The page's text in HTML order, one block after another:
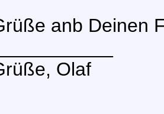
anb Deinen
Olaf